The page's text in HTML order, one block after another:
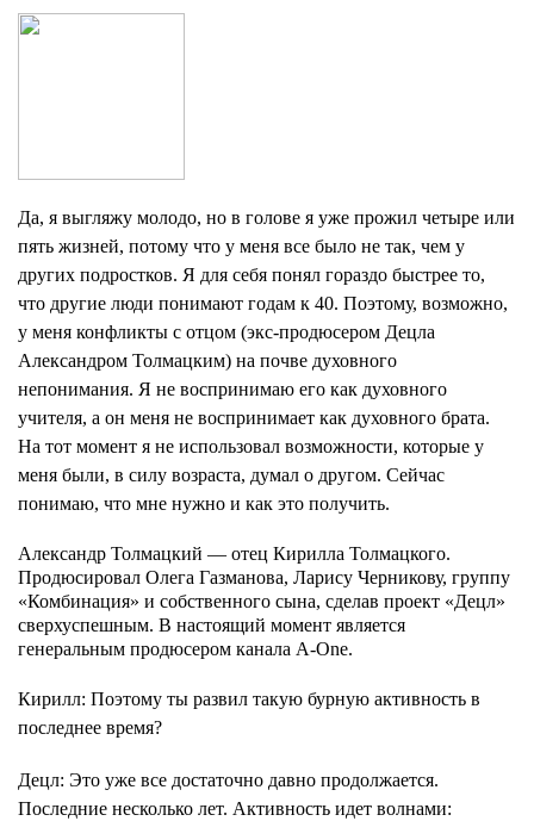
Да, я выгляжу молодо, но в голове я уже прожил четыре или
пять жизней, потому что у меня все было не так, чем у
других подростков. Я для себя понял гораздо быстрее то,
что другие люди понимают годам к 40. Поэтому, возможно,
у меня конфликты с отцом (экс-продюсером Децла
Александром Толмацким) на почве духовного
непонимания. Я не воспринимаю его как духовного
учителя, а он меня не воспринимает как духовного брата.
На тот момент я не использовал возможности, которые у
меня были, в силу возраста, думал о другом. Сейчас
понимаю, что мне нужно и как это получить.
Александр Толмацкий — отец Кирилла Толмацкого.
Продюсировал Олега Газманова, Ларису Черникову, группу
«Комбинация» и собственного сына, сделав проект «Децл»
сверхуспешным. В настоящий момент является
генеральным продюсером канала A-One.
Кирилл: Поэтому ты развил такую бурную активность в
последнее время?
Децл: Это уже все достаточно давно продолжается.
Последние несколько лет. Активность идет волнами: